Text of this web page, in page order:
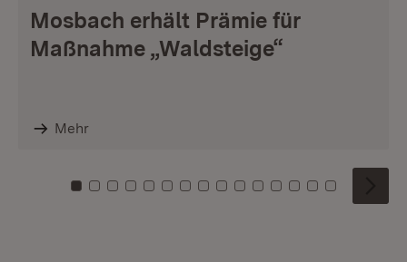
Mosbach erhält Prämie für
Maßnahme „Waldsteige“
Mehr
Zu Kachel: 0
Zu Kachel: 1
Zu Kachel: 2
Zu Kachel: 3
Zu Kachel: 4
Zu Kachel: 5
Zu Kachel: 6
Zu Kachel: 7
Zu Kachel: 8
Zu Kachel: 9
Zu Kachel: 10
Zu Kachel: 11
Zu Kachel: 12
Zu Kachel:
Zu